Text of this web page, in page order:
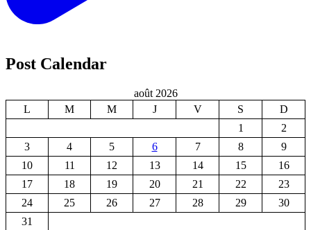
Post Calendar
août 2026
L
M M J V S
D
1
2
3
4 5 6 7 8
9
10
11 12 13 14 15
16
17
18 19 20 21 22
23
24
25 26 27 28 29
30
31